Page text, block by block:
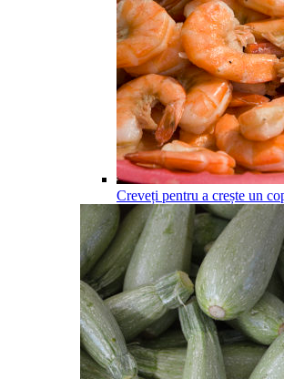
Creveți pentru a crește un